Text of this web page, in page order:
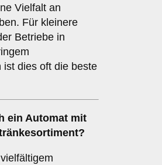
Vielfalt an
Für kleinere
Betriebe in
ist dies oft die beste
ein Automat mit